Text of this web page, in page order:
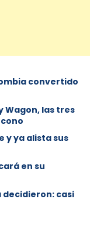
convertido
Wagon, las tres
y ya alista sus
en su
casi